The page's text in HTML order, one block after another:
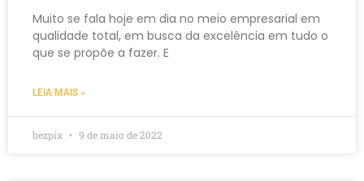
Muito se fala hoje em dia no meio empresarial em
qualidade total, em busca da excelência em tudo o
que se propõe a fazer. E
LEIA MAIS »
bezpix 9 de maio de 2022